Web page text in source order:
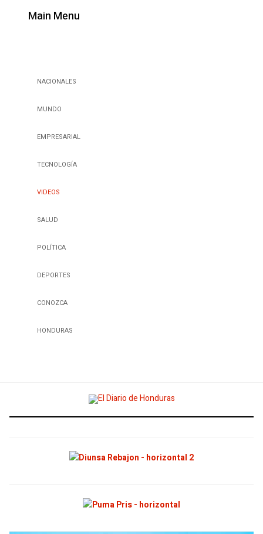
Main Menu
NACIONALES
MUNDO
EMPRESARIAL
TECNOLOGÍA
VIDEOS
SALUD
POLÍTICA
DEPORTES
CONOZCA
HONDURAS